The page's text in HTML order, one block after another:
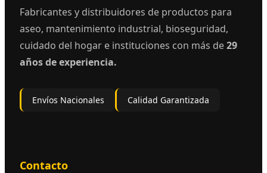
Fabricantes y distribuidores de productos para
aseo, mantenimiento industrial, bioseguridad,
cuidado del hogar e instituciones con más de29
años de experiencia.
Envíos Nacionales Calidad Garantizada
Contacto